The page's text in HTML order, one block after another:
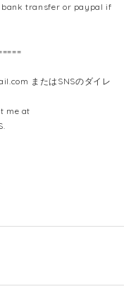
bank transfer or paypal if
またはSNSのダイレ
me at